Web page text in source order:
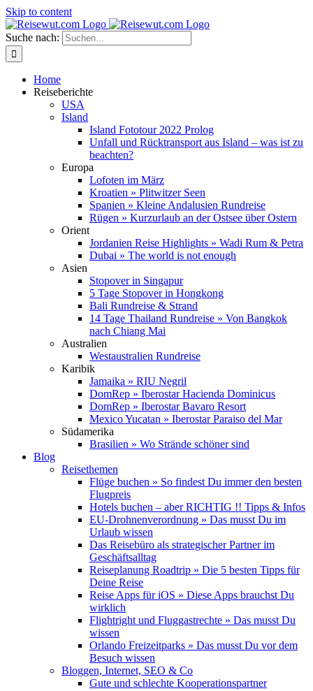
Skip to content
Suche nach:
Home
Reiseberichte
USA
Island
Island Fototour 2022 Prolog
Unfall und Rücktransport aus Island – was ist zu
beachten?
Europa
Lofoten im März
Kroatien » Plitwitzer Seen
Spanien » Kleine Andalusien Rundreise
Rügen » Kurzurlaub an der Ostsee über Ostern
Orient
Jordanien Reise Highlights » Wadi Rum & Petra
Dubai » The world is not enough
Asien
Stopover in Singapur
5 Tage Stopover in Hongkong
Bali Rundreise & Strand
14 Tage Thailand Rundreise » Von Bangkok
nach Chiang Mai
Australien
Westaustralien Rundreise
Karibik
Jamaika » RIU Negril
DomRep » Iberostar Hacienda Dominicus
DomRep » Iberostar Bavaro Resort
Mexico Yucatan » Iberostar Paraiso del Mar
Südamerika
Brasilien » Wo Strände schöner sind
Blog
Reisethemen
Flüge buchen » So findest Du immer den besten
Flugpreis
Hotels buchen – aber RICHTIG !! Tipps & Infos
EU-Drohnenverordnung » Das musst Du im
Urlaub wissen
Das Reisebüro als strategischer Partner im
Geschäftsalltag
Reiseplanung Roadtrip » Die 5 besten Tipps für
Deine Reise
Reise Apps für iOS » Diese Apps brauchst Du
wirklich
Flightright und Fluggastrechte » Das musst Du
wissen
Orlando Freizeitparks » Das musst Du vor dem
Besuch wissen
Bloggen, Internet, SEO & Co
Gute und schlechte Kooperationspartner